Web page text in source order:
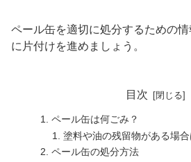
ペール缶を適切に処分するための
に片付けを進めましょう。
目次
ペール缶は何ごみ？
塗料や油の残留物がある場
ペール缶の処分方法